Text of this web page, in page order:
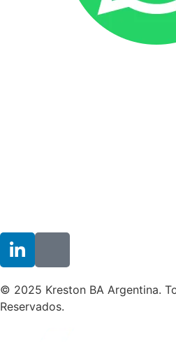
© 2025 Kreston BA Argentina.
Reservados.